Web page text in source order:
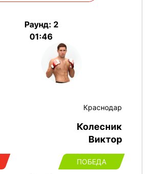
Раунд: 2
01:46
Краснодар
Колесник
Виктор
ПОБЕДА